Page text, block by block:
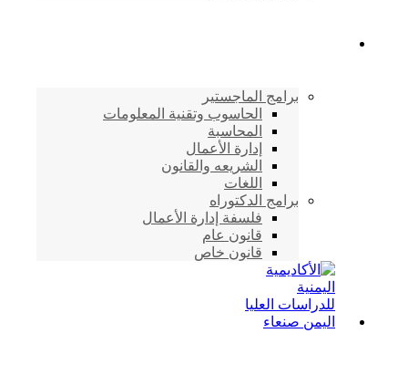
برامج الماجستير
الحاسوب وتقنية المعلومات
المحاسبة
إدارة الأعمال
الشريعه والقانون
اللغات
برامج الدكتوراه
فلسفة إدارة الأعمال
قانون عام
قانون خاص